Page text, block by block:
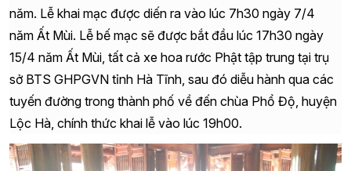
năm. Lễ khai mạc được diến ra vào lúc 7h30 ngày 7/4
năm Ất Mùi. Lễ bế mạc sẽ được bắt đầu lúc 17h30 ngày
15/4 năm Ất Mùi, tất cả xe hoa rước Phật tập trung tại trụ
sở BTS GHPGVN tỉnh Hà Tĩnh, sau đó diễu hành qua các
tuyến đường trong thành phố về đến chùa Phổ Độ, huyện
Lộc Hà, chính thức khai lễ vào lúc 19h00.